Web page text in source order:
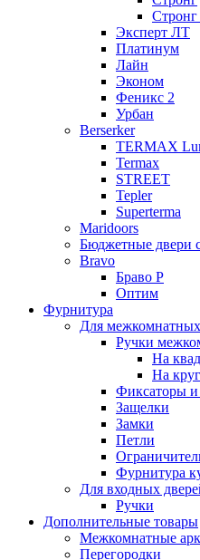
Стронг
Эксперт ЛТ
Платинум
Лайн
Эконом
Феникс 2
Урбан
Berserker
TERMAX
Termax
STREET
Tepler
Superterma
Maridoors
Бюджетные двери
Bravo
Браво Р
Оптим
Фурнитура
Для
Ручки
На
На
Фиксаторы и
Защелки
Замки
Петли
Фурнитура
Для входных
Ручки
Дополнительные товары
Межкомнатные
Перегородки